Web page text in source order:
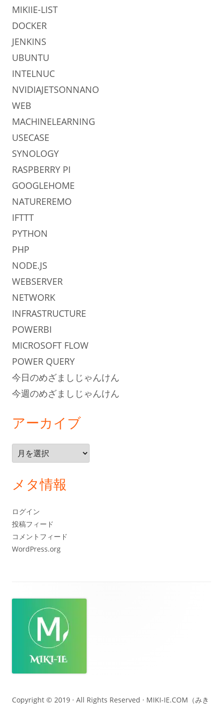
MIKIIE-LIST
DOCKER
JENKINS
UBUNTU
INTELNUC
NVIDIAJETSONNANO
WEB
MACHINELEARNING
USECASE
SYNOLOGY
RASPBERRY PI
GOOGLEHOME
NATUREREMO
IFTTT
PYTHON
PHP
NODE.JS
WEBSERVER
NETWORK
INFRASTRUCTURE
POWERBI
MICROSOFT FLOW
POWER QUERY
今日のめざましじゃんけん
今週のめざましじゃんけん
アーカイブ
ー
イ
メタ情報
ログイン
投稿フィード
コメントフィード
WordPress.org
テ
Copyright © 2019 · All Rights Reserved · MIKI-IE.COM（みき